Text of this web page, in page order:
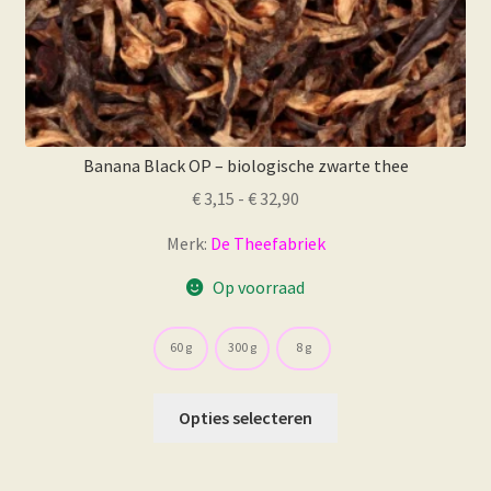
Banana Black OP – biologische zwarte thee
€ 3,15 - € 32,90
tot
€ 32,90
Merk: De Theefabriek
Op voorraad
60 g 300 g 8 g
Opties selecteren